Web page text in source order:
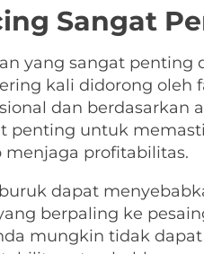
Sangat
yang sangat penting
kali didorong
dan berdasarkan
penting untuk
profitabilitas.
dapat
berpaling ke
mungkin tidak